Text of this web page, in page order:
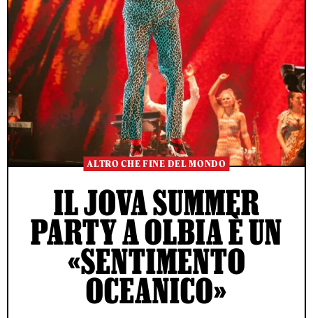
ALTRO CHE FINE DEL MONDO
IL JOVA SUMMER
PARTY A OLBIA È UN
«SENTIMENTO
OCEANICO»